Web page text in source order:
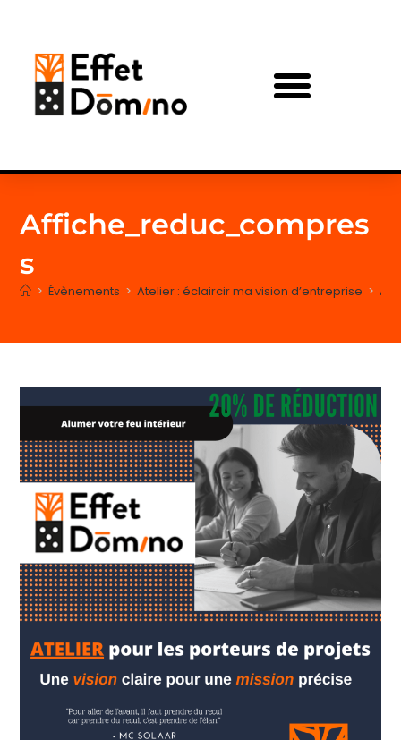
Affiche_reduc_compres
s
> Évènements > Atelier : éclaircir ma vision d’entreprise >